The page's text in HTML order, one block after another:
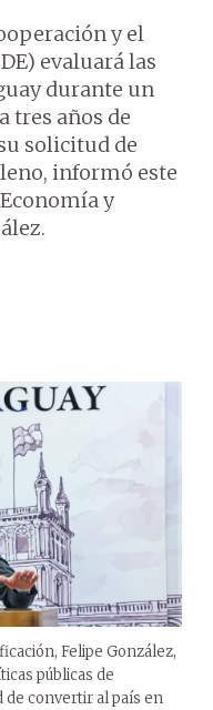
y el
evaluará las
durante un
tres años de
solicitud de
informó este
y
Felipe González,
públicas de
de convertir al país en